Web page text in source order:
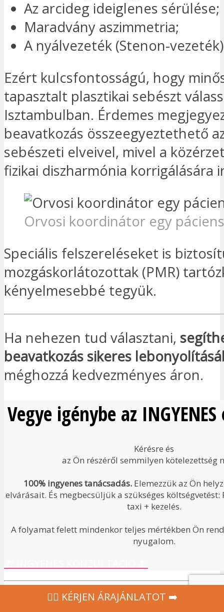
Az arcideg ideiglenes sérülése;
Maradvány aszimmetria;
A nyálvezeték (Stenon-
Ezért kulcsfontosságú, hogy
tapasztalt plasztikai sebészt
Isztambulban. Érdemes
beavatkozás összeegyeztethető
sebészeti elveivel, mivel a
fizikai diszharmónia korrigálására
Orvosi koordinátor egy
Speciális felszereléseket is
mozgáskorlátozottak (PMR)
kényelmesebbé tegyük.
Ha nehezen tud választani,
beavatkozás sikeres
méghozzá kedvezményes áron.
Vegye igénybe az
Kérésre és
az Ön részéről semmilyen kötelezettség
100% ingyenes tanácsadás. Elemezzük az Ön
elvárásait. És megbecsüljük a szükséges költségvetést:
taxi + kezelés.
A folyamat felett mindenkor teljes mértékben Ön
nyugalom.
‍👩‍⚕ KÉRJEN ÁRAJÁNLATOT ➡️